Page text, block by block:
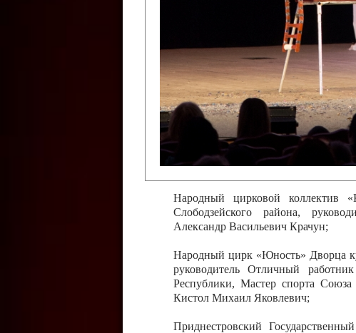
Народный цирковой коллектив
Слободзейского района,
Приднестровской
Казавчинская;
Образцовый эстрадно-цирковой
творчества с. Чобручи,
Владимирович;
Образцовый цирковой
Тирасполь, руководитель
Молдавской Республики Николай
Народный цирковой коллектив
Слободзейского района,
Александр Васильевич Крачун;
Народный цирк «Юность» Дворца
руководитель Отличный
Республики, Мастер спорта Союза
Кистол Михаил Яковлевич;
Приднестровский